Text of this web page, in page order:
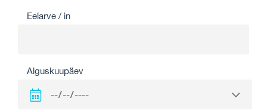
Eelarve / in
Alguskuupäev